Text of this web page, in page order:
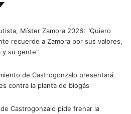
Míster Zamora 2026: "Quiero
recuerde a Zamora por sus valores,
y su gente"
de Castrogonzalo presentará
contra la planta de biogás
de Castrogonzalo pide frenar la